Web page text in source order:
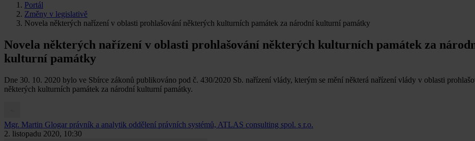
Portál
Změny v legislativě
Novela některých nařízení v oblasti prohlašování některých kulturních památek za národní kulturní památky
Novela některých nařízení v oblasti prohlašování některých kulturních památek za
kulturní památky
Dne 30. 10. 2020 bylo ve Sbírce zákonů publikováno pod č. 430/2020 Sb. nařízení vlády, kterým se mění některá nařízení vlády v oblasti
některých kulturních památek za národní kulturní památky.
Mgr. Martin Glogar právník a analytik oddělení právních systémů, ATLAS consulting spol. s r.o.
2. listopadu 2020, 10:30